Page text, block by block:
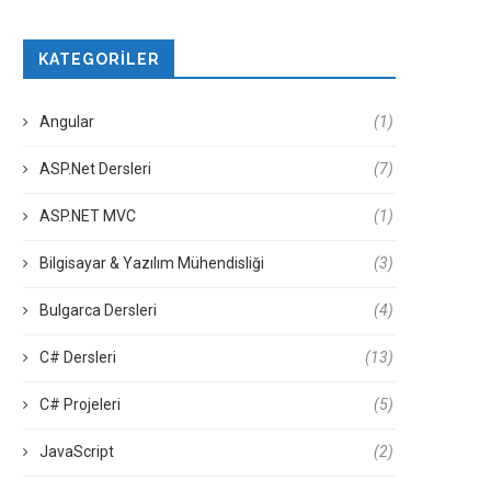
KATEGORILER
Angular (1)
ASP.Net Dersleri (7)
ASP.NET MVC (1)
Bilgisayar & Yazılım Mühendisliği (3)
Bulgarca Dersleri (4)
C# Dersleri (13)
C# Projeleri (5)
JavaScript (2)